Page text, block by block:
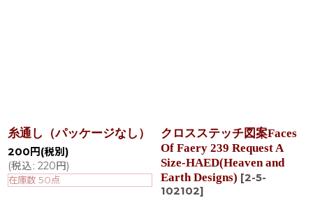
糸通し（パッケージなし）
200 円 (税別)
(税込: 220円)
在庫数 50点
クロスステッチ図案Faces
Of Faery 239 Request A
Size-HAED(Heaven and
Earth Designs) [2-5-
102102]